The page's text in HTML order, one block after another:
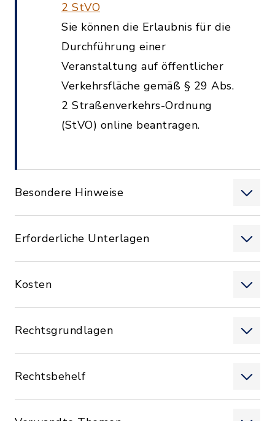
2 StVO
Sie können die Erlaubnis für die
Durchführung einer
Veranstaltung auf öffentlicher
Verkehrsfläche gemäß § 29 Abs.
2 Straßenverkehrs-Ordnung
(StVO) online beantragen.
Besondere Hinweise
Erforderliche Unterlagen
Kosten
Rechtsgrundlagen
Rechtsbehelf